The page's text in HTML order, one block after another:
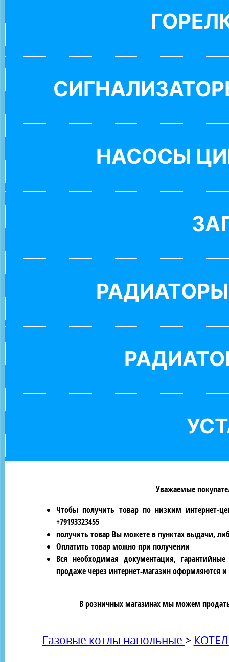
НАСОСЫ
Уважаемые
Чтобы получить товар по низким интернет-
+79193323455
получить товар Вы можете в пунктах выдачи,
Оплатить товар можно при получении
Вся необходимая документация,
продаже через интернет-магазин оформляются
В розничных магазинах мы можем
Газовые котлы напольные >